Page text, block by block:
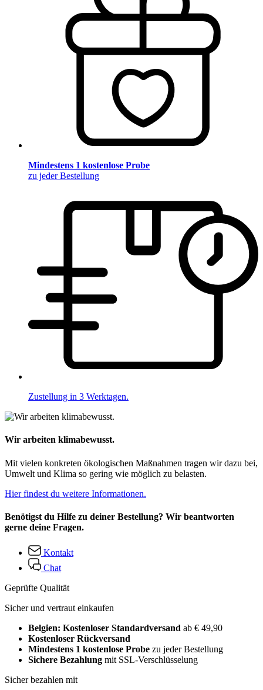
Mindestens 1 kostenlose Probe
zu jeder Bestellung
Zustellung in 3 Werktagen.
Wir arbeiten klimabewusst.
Mit vielen konkreten ökologischen Maßnahmen tragen wir dazu bei,
Umwelt und Klima so gering wie möglich zu belasten.
Hier findest du weitere Informationen.
Benötigst du Hilfe zu deiner Bestellung? Wir beantworten
gerne deine Fragen.
Kontakt
Chat
Geprüfte Qualität
Sicher und vertraut einkaufen
Belgien: Kostenloser Standardversand ab € 49,90
Kostenloser Rückversand
Mindestens 1 kostenlose Probe zu jeder Bestellung
Sichere Bezahlung mit SSL-Verschlüsselung
Sicher bezahlen mit